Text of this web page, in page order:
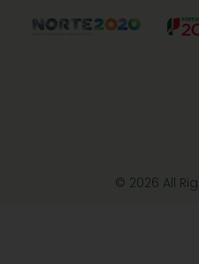
© 2026 All